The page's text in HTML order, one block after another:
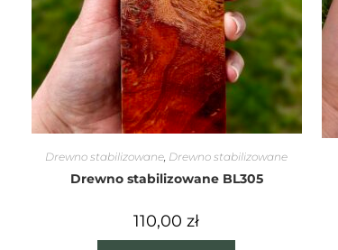
Drewno stabilizowane, Drewno stabilizowane
Drewno stabilizowane BL305
110,00 zł